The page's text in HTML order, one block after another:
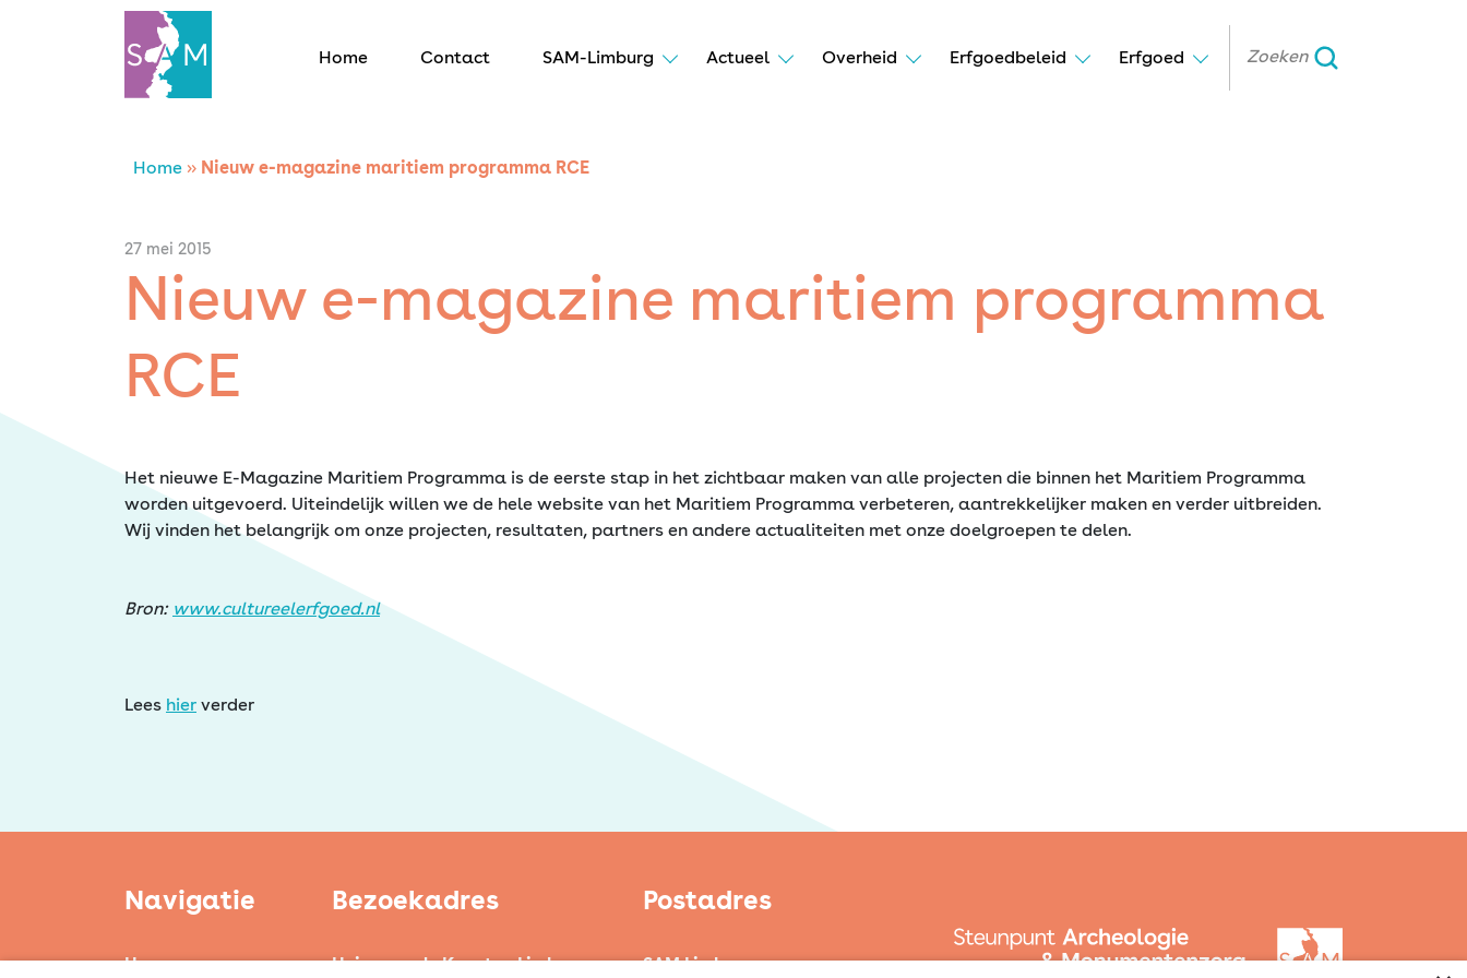
Home Contact SAM-Limburg Actueel Overheid Erfgoedbeleid Erfgoed
Home
Contact
SAM Limburg
Actueel
Overheid
Erfgoed
Home » Nieuw e-magazine maritiem programma RCE
27 mei 2015
Nieuw e-magazine maritiem programma
RCE
Het nieuwe E-Magazine Maritiem Programma is de eerste stap in het zichtbaar maken van alle projecten die binnen het Maritiem Programma
worden uitgevoerd. Uiteindelijk willen we de hele website van het Maritiem Programma verbeteren, aantrekkelijker maken en verder uitbreiden.
Wij vinden het belangrijk om onze projecten, resultaten, partners en andere actualiteiten met onze doelgroepen te delen.
Bron: www.cultureelerfgoed.nl
Lees hier verder
Navigatie
Home
Bezoekadres
Huis voor de Kunsten Limburg
Postadres
SAM Limburg